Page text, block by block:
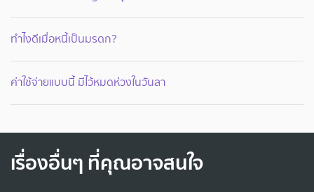
ทำไงดีเมื่อหนี้เป็นมรดก?
ค่าใช้จ่ายแบบนี้ มีไว้หมดห่วงในวันลา
เรื่องอื่นๆ ที่คุณอาจสนใจ